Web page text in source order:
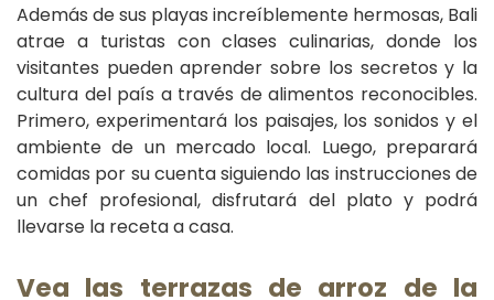
Además de sus playas increíblemente hermosas, Bali
atrae a turistas con clases culinarias, donde los
visitantes pueden aprender sobre los secretos y la
cultura del país a través de alimentos reconocibles.
Primero, experimentará los paisajes, los sonidos y el
ambiente de un mercado local. Luego, preparará
comidas por su cuenta siguiendo las instrucciones de
un chef profesional, disfrutará del plato y podrá
llevarse la receta a casa.
Vea las terrazas de arroz de la